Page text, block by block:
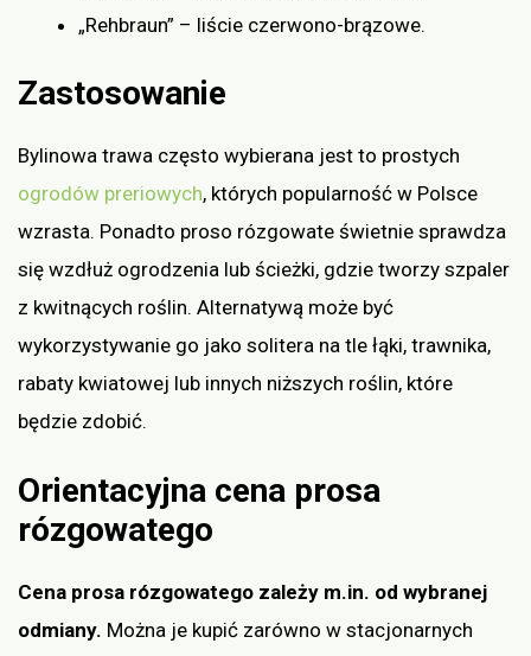
„Rehbraun” – liście czerwono-brązowe.
Zastosowanie
Bylinowa trawa często wybierana jest to prostych
ogrodów preriowych, których popularność w Polsce
wzrasta. Ponadto proso rózgowate świetnie sprawdza
się wzdłuż ogrodzenia lub ścieżki, gdzie tworzy szpaler
z kwitnących roślin. Alternatywą może być
wykorzystywanie go jako solitera na tle łąki, trawnika,
rabaty kwiatowej lub innych niższych roślin, które
będzie zdobić.
Orientacyjna cena prosa
rózgowatego
Cena prosa rózgowatego zależy m.in. od wybranej
odmiany. Można je kupić zarówno w stacjonarnych